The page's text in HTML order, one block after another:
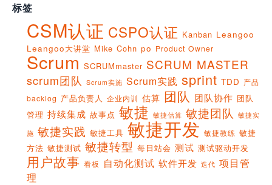
标签
CSM认证 CSPO认证 Kanban Leangoo
Leangoo大讲堂 Mike Cohn po Product Owner
Scrum SCRUMmaster SCRUM MASTER
scrum团队 Scrum实施 Scrum实践 sprint TDD 产品
backlog 产品负责人 企业内训 估算 团队 团队协作 团队
管理 持续集成 故事点 敏捷 敏捷估算 敏捷团队 敏捷实
施 敏捷实践 敏捷工具 敏捷开发 敏捷教练 敏捷
方法 敏捷测试 敏捷转型 每日站会 测试 测试驱动开发
用户故事 看板 自动化测试 软件开发 迭代 项目管
理